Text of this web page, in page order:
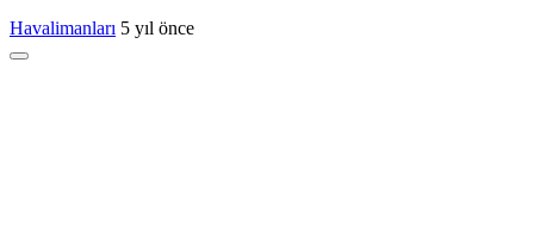
Havalimanları 5 yıl önce